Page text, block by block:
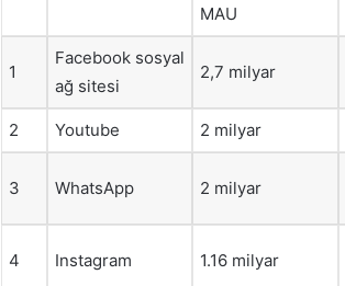
MAU
1
Facebook sosyal
ağ sitesi
2,7 milyar
2 Youtube 2 milyar
3 WhatsApp 2 milyar
4 Instagram 1.16 milyar